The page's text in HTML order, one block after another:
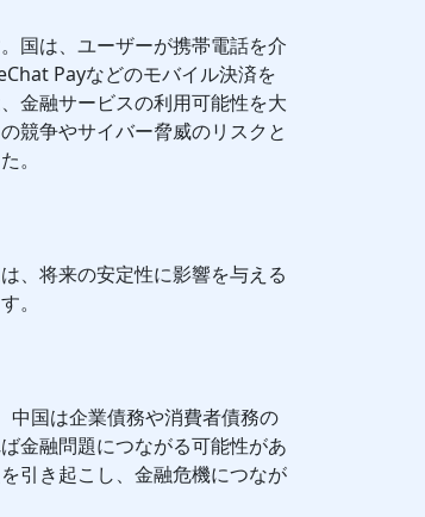
国は、ユーザーが携帯電話を介
Payなどのモバイル決済を
金融サービスの利用可能性を大
競争やサイバー脅威のリスクと
。
、将来の安定性に影響を与える
。
中国は企業債務や消費者債務の
金融問題につながる可能性があ
引き起こし、金融危機につなが